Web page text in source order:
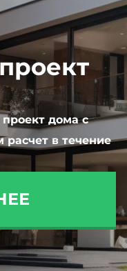
дома с
в течение